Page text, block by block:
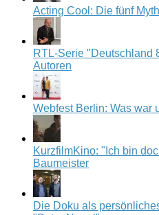
Acting Cool: Die fünf
RTL-Serie "Deutschland
Autoren
Webfest Berlin: Was war
KurzfilmKino: "Ich bin
Baumeister
Die Doku als